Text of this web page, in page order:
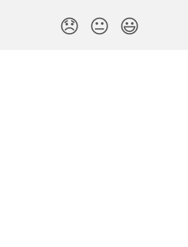
😞 😐 😃